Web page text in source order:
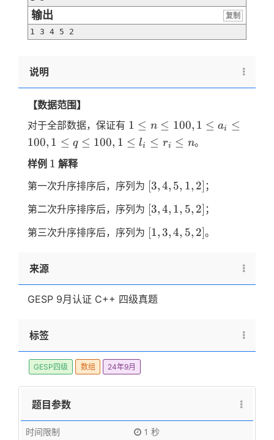
输出
复制
1 3 4 5 2
说明
【数据范围】
对于全部数据，保证有 1
\le
n
100
,1
\le
\le
q
\le
\le
l_i
\le
r_i
n
1 ≤ n ≤ 100, 1 ≤ ai
≤
100, 1 ≤ q ≤ 100, 1 ≤ li ≤ ri ≤ n。
样例 1
1 解释
第一次升序排序后，序列为 [3,4,5,1,2]
[3,4, 5, 1, 2] ；
第二次升序排序后，序列为 [3,4,1,5,2]
[3,4, 1, 5, 2] ；
第三次升序排序后，序列为 [1,3,4,5,2]
[1,3, 4, 5, 2]。
来源
GESP 9月认证 C++ 四级真题
标签
GESP四级 数组 24年9月
题目参数
时间限制
1 秒